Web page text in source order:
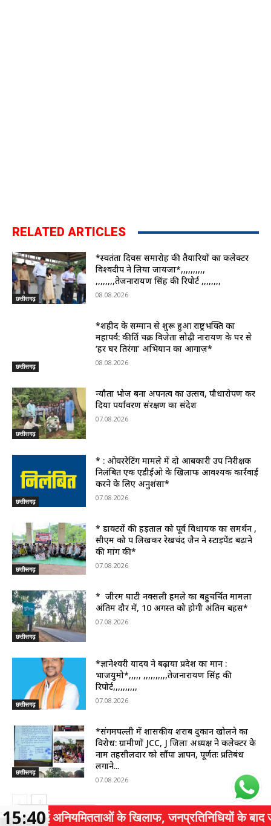
RELATED ARTICLES
छत्तीसगढ़
*स्वतंत्रता दिवस समारोह की तैयारियों का कलेक्टर
विश्वदीप ने लिया जायजा*,,,,,,,,,,
,,,,,,,,तेजनारायण सिंह की रिपोर्ट ,,,,,,,,
08.08.2026
छत्तीसगढ़
*शहीद के सम्मान से शुरू हुआ राष्ट्रभक्ति का
महापर्व: कीर्ति चक्र विजेता सोढ़ी नारायण के घर से
‘हर घर तिरंगा’ अभियान का आगाज़*
08.08.2026
छत्तीसगढ़
न्यौता भोज बना अपनत्व का उत्सव, पौधारोपण कर
दिया पर्यावरण संरक्षण का संदेश
07.08.2026
छत्तीसगढ़
* : ओवररेटिंग मामले में दो आबकारी उप निरीक्षक
निलंबित एक एडीईओ के खिलाफ आवश्यक कार्रवाई
करने के लिए अनुशंसा*
07.08.2026
छत्तीसगढ़
* डाक्टरों की हड़ताल को पूर्व विधायक का समर्थन ,
सीएम को पत्र लिखकर रेखचंद जैन ने स्टाइपेंड बढ़ाने
की मांग की*
07.08.2026
छत्तीसगढ़
* जीरम घाटी नक्सली हमले का बहुचर्चित मामला
अंतिम दौर में, 10 अगस्त को होगी अंतिम बहस*
07.08.2026
छत्तीसगढ़
*ज्ञानेश्वरी यादव ने बढ़ाया प्रदेश का मान :
भाजयुमो*,,,,, ,,,,,,,,,,तेजनारायण सिंह की
रिपोर्ट,,,,,,,,,,
07.08.2026
छत्तीसगढ़
*संगमपल्ली में शासकीय शराब दुकान खोलने का
विरोध: ग्रामीणों JCC, J जिला अध्यक्ष ने कलेक्टर के
नाम तहसीलदार को सौंपा ज्ञापन, पूर्णतः प्रतिबंध
लगाने...
07.08.2026
WhatsApp Group WhatsApp Share
अनियमितताओं के खिलाफ, जनप्रतिनिधियों के बाद जांच
15:40